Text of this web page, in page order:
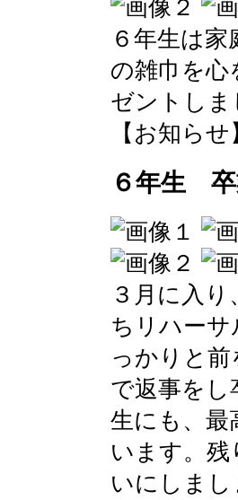
６年生は
の雑巾を
ゼントしま
【お知ら
６年生 卒
３月に入
ちリハー
っかりと
で返事をし
生にも、最
います。
いにしまし